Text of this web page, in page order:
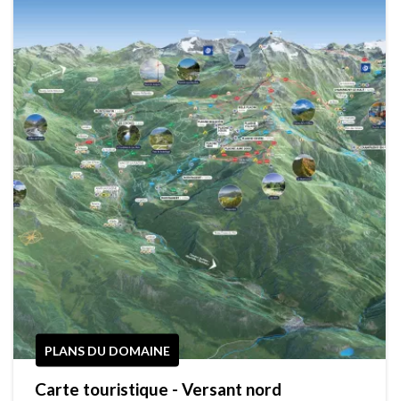
PLANS DU DOMAINE
Carte touristique - Versant nord